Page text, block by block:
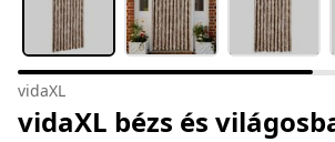
vidaXL
vidaXL bézs és